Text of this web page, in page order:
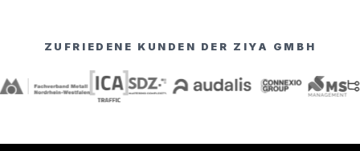
ZUFRIEDENE KUNDEN DER ZIYA GMBH